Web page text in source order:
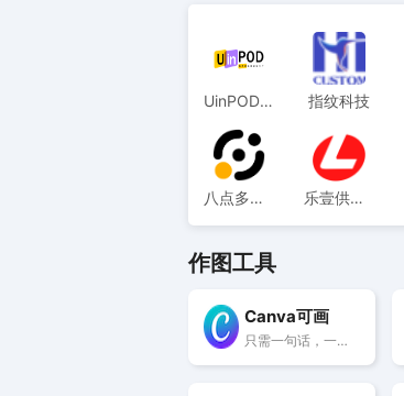
UinPOD优衣印 指纹科技
八点多定制 乐壹供应链
作图工具
Canva可画
只需一句话，一键生成海报、PPT配图、插画、照片等高质量视觉素材。可自由选择极简风、电影感、3D模型、动漫等20+种图片插画风格，设计从此不缺图。